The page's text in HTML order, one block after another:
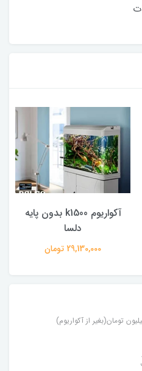
آکواریوم k1500 بدون پایه
دلسا
29,130,000 تومان